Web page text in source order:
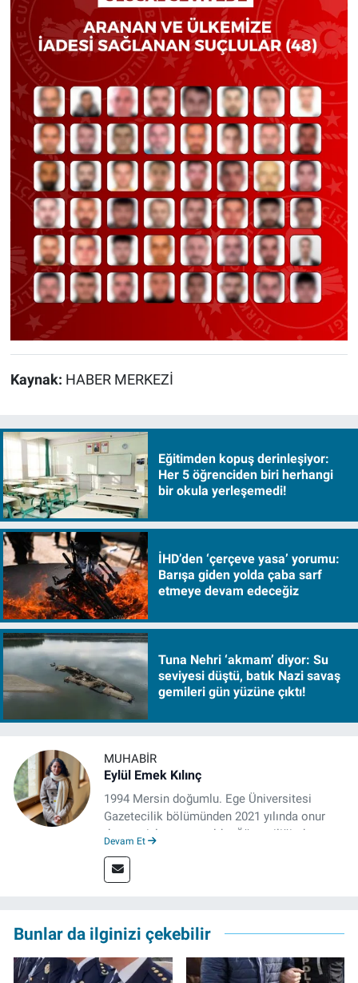
Kaynak: HABER MERKEZİ
Eğitimden kopuş derinleşiyor:
Her 5 öğrenciden biri herhangi
bir okula yerleşemedi!
İHD’den ‘çerçeve yasa’ yorumu:
Barışa giden yolda çaba sarf
etmeye devam edeceğiz
Tuna Nehri ‘akmam’ diyor: Su
seviyesi düştü, batık Nazi savaş
gemileri gün yüzüne çıktı!
MUHABIR
Eylül Emek Kılınç
1994 Mersin doğumlu. Ege Üniversitesi
Gazetecilik bölümünden 2021 yılında onur
derecesiyle mezun oldu. Öğrenciliğinde
deneyimin dışında kapatılana kadar Artı TV
ve TELE1 TV Ankara bürolarında editör ve
Devam Et
Bunlar da ilginizi çekebilir